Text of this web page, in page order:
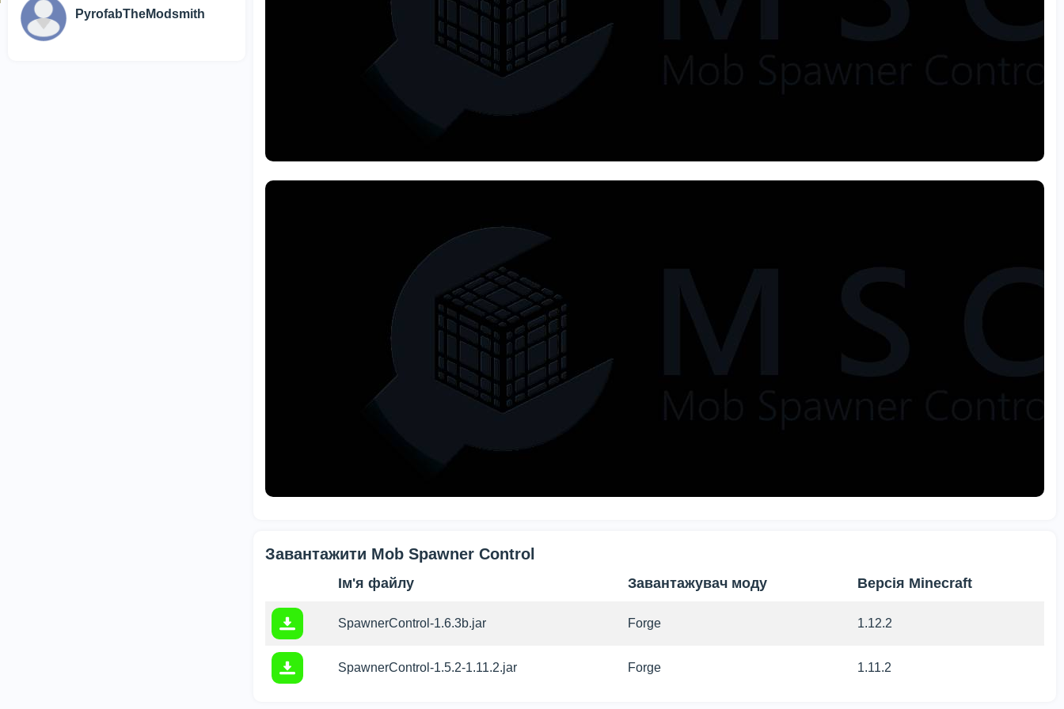
PyrofabTheModsmith
Завантажити Mob Spawner Control
Ім'я файлу Завантажувач моду Версія Minecraft
SpawnerControl-1.6.3b.jar Forge 1.12.2
SpawnerControl-1.5.2-1.11.2.jar Forge 1.11.2